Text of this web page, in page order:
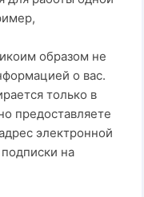
образом не
о вас.
только в
предоставляете
электронной
на